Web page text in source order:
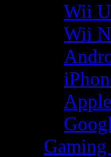
Wii
Wii